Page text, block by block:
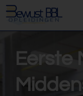
Eerste